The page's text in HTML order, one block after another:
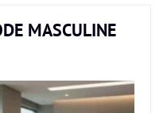
MASCULINE